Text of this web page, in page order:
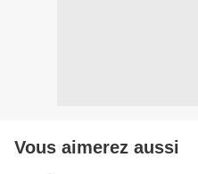
Vous aimerez aussi